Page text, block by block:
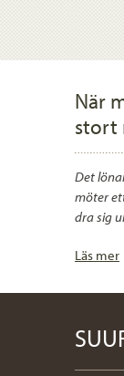
När
stort
Det
möter
dra sig
Läs mer